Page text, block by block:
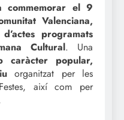
el 9
Valenciana,
programats
Cultural. Una
caràcter popular,
organitzat per les
així com per